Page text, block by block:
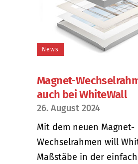
News
Magnet-
auch bei WhiteWall
26. August 2024
Mit dem neuen Magnet-
Wechselrahmen will
Maßstäbe in der